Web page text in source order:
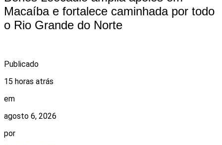
Macaíba e fortalece caminhada por todo
o Rio Grande do Norte
Publicado
15 horas atrás
em
agosto 6, 2026
por